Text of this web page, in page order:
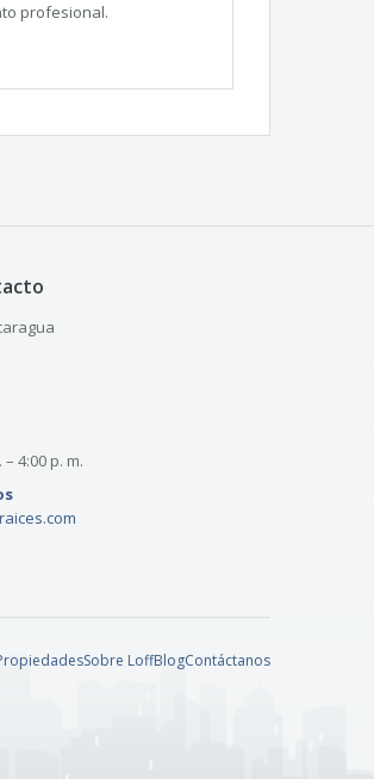
profesional.
4:00 p. m.
Sobre LoffBlogContáctanos